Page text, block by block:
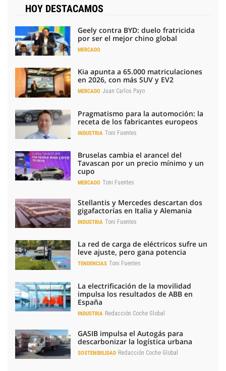
HOY DESTACAMOS
Geely contra BYD: duelo fratricida
por ser el mejor chino global
MERCADO
Kia apunta a 65.000 matriculaciones
en 2026, con más SUV y EV2
MERCADO Juan Carlos Payo
Pragmatismo para la automoción: la
receta de los fabricantes europeos
INDUSTRIA Toni Fuentes
Bruselas cambia el arancel del
Tavascan por un precio mínimo y un
cupo
MERCADO Toni Fuentes
Stellantis y Mercedes descartan dos
gigafactorías en Italia y Alemania
INDUSTRIA Toni Fuentes
La red de carga de eléctricos sufre un
leve ajuste, pero gana potencia
TENDENCIAS Toni Fuentes
La electrificación de la movilidad
impulsa los resultados de ABB en
España
INDUSTRIA Redacción Coche Global
GASIB impulsa el Autogás para
descarbonizar la logística urbana
SOSTENIBILIDAD Redacción Coche Global